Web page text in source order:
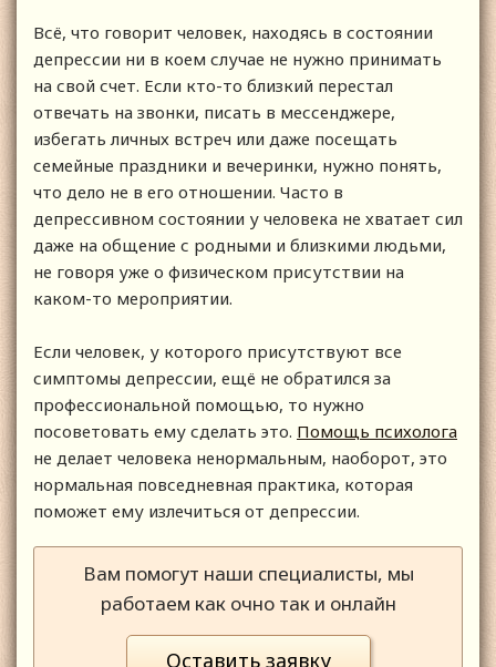
Всё, что говорит человек, находясь в состоянии
депрессии ни в коем случае не нужно принимать
на свой счет. Если кто-то близкий перестал
отвечать на звонки, писать в мессенджере,
избегать личных встреч или даже посещать
семейные праздники и вечеринки, нужно понять,
что дело не в его отношении. Часто в
депрессивном состоянии у человека не хватает сил
даже на общение с родными и близкими людьми,
не говоря уже о физическом присутствии на
каком-то мероприятии.
Если человек, у которого присутствуют все
симптомы депрессии, ещё не обратился за
профессиональной помощью, то нужно
посоветовать ему сделать это. Помощь психолога
не делает человека ненормальным, наоборот, это
нормальная повседневная практика, которая
поможет ему излечиться от депрессии.
Вам помогут наши специалисты, мы
работаем как очно так и онлайн
Оставить заявку